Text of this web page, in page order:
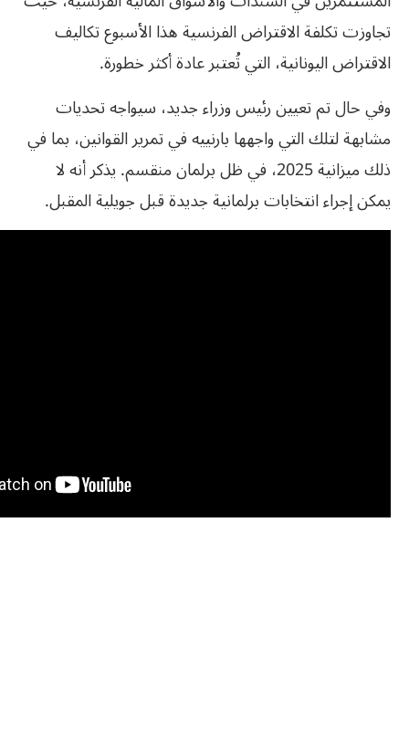
تجاوزت تكلفة الاقتراض الفرنسية هذا الأسبوع تكاليف
الاقتراض اليونانية، التي تُعتبر عادة أكثر خطورة.
وفي حال تم تعيين رئيس وزراء جديد، سيواجه تحديات
مشابهة لتلك التي واجهها بارنييه في تمرير القوانين، بما في
ذلك ميزانية 2025، في ظل برلمان منقسم. يذكر أنه لا
يمكن إجراء انتخابات برلمانية جديدة قبل جويلية المقبل.